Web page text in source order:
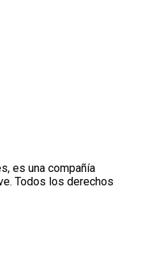
es una compañía
Todos los derechos